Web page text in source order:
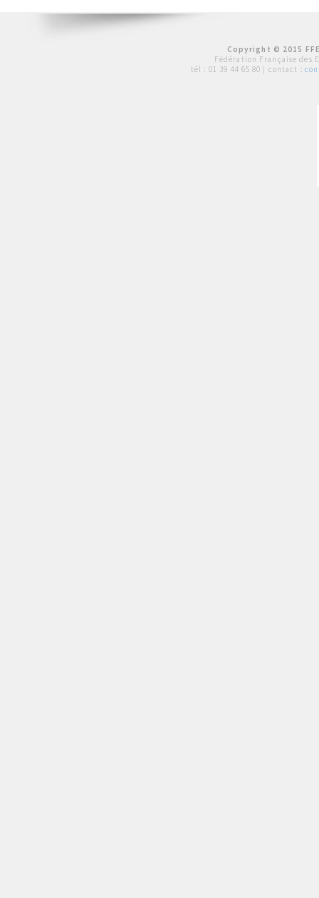
Copyright © 2015
Fédération Française des
tél : 01 39 44 65 80 | contact :